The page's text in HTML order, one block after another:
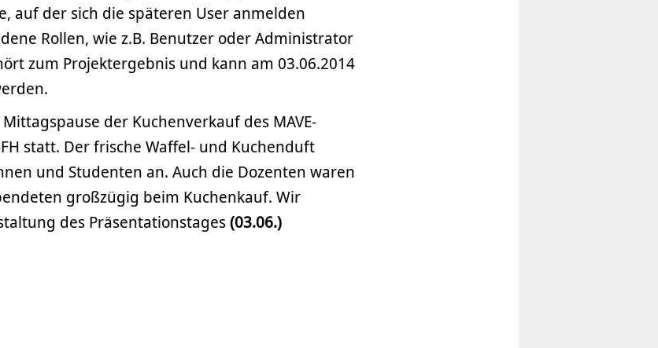
auf der sich die späteren User anmelden
Rollen, wie z.B. Benutzer oder Administrator
zum Projektergebnis und kann am 03.06.2014
der Kuchenverkauf des MAVE-
statt. Der frische Waffel- und Kuchenduft
und Studenten an. Auch die Dozenten waren
großzügig beim Kuchenkauf. Wir
des Präsentationstages(03.06.)